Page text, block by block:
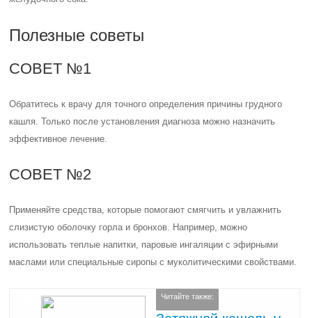
Полезные советы
СОВЕТ №1
Обратитесь к врачу для точного определения причины грудного
кашля. Только после установления диагноза можно назначить
эффективное лечение.
СОВЕТ №2
Применяйте средства, которые помогают смягчить и увлажнить
слизистую оболочку горла и бронхов. Например, можно
использовать теплые напитки, паровые ингаляции с эфирными
маслами или специальные сиропы с муколитическими свойствами.
Читайте также: